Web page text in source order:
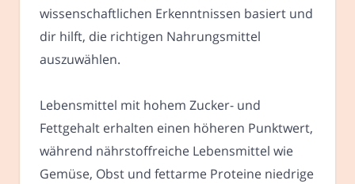
wissenschaftlichen Erkenntnissen basiert und
dir hilft, die richtigen Nahrungsmittel
auszuwählen.
Lebensmittel mit hohem Zucker- und
Fettgehalt erhalten einen höheren Punktwert,
während nährstoffreiche Lebensmittel wie
Gemüse, Obst und fettarme Proteine niedrige